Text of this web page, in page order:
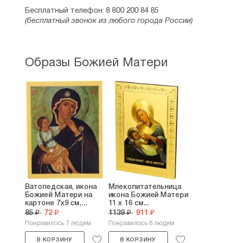
Бесплатный телефон: 8 800 200 84 85
(бесплатный звонок из любого города России)
Образы Божией Матери
Ватопедская, икона
Божией Матери на
картоне 7х9 см,...
85 ₽ 72 ₽
Понравилось 7 людям
В КОРЗИНУ
Млекопитательница
икона Божией Матери
11 х 16 см...
1139 ₽ 911 ₽
Понравилось 8 людям
В КОРЗИНУ